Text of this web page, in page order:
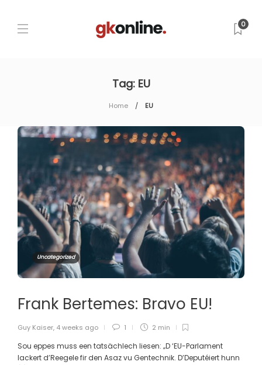
0
Tag: EU
Home EU
Uncategorized
Frank Bertemes: Bravo EU!
Guy Kaiser, 4 weeks ago 1 2 min
Sou eppes muss een tatsächlech liesen: „D ‘EU-Parlament
lackert d’Reegele fir den Asaz vu Gentechnik. D’Deputéiert hunn